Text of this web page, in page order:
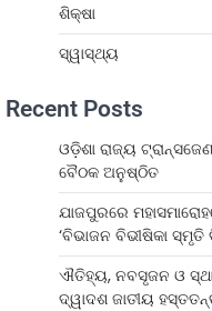
ଶିକ୍ଷା
ସ୍ୱାସ୍ଥ୍ୟ
Recent Posts
ଓଡ଼ିଶା ରାଜ୍ୟ
ବୈଠକ ଅନୁଷ୍ଠିତ
ଯାଜପୁରରେ
‘ବିଭାଜନ ବିଭୀଷିକା ସ୍ମୃତି
ଐତିହ୍ୟ, ନବସୃଜନ ଓ
ଦ୍ୱାଦଶ ଜାତୀୟ